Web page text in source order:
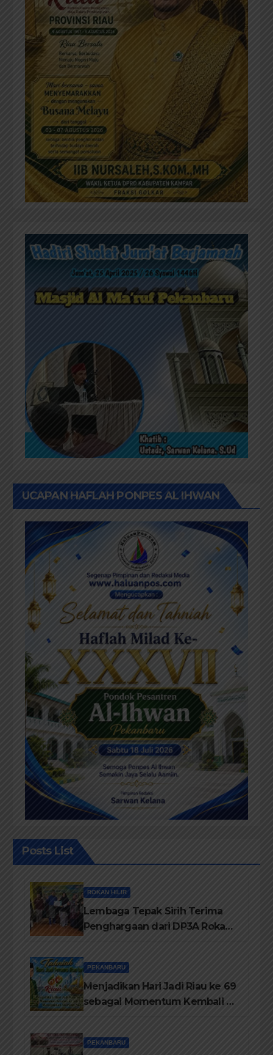
UCAPAN HAFLAH PONPES AL IHWAN
Posts List
ROKAN HILIR
Lembaga Tepak Sirih Terima
Penghargaan dari DP3A Rokan
PEKANBARU
Menjadikan Hari Jadi Riau ke 69
sebagai Momentum Kembali ke
PEKANBARU